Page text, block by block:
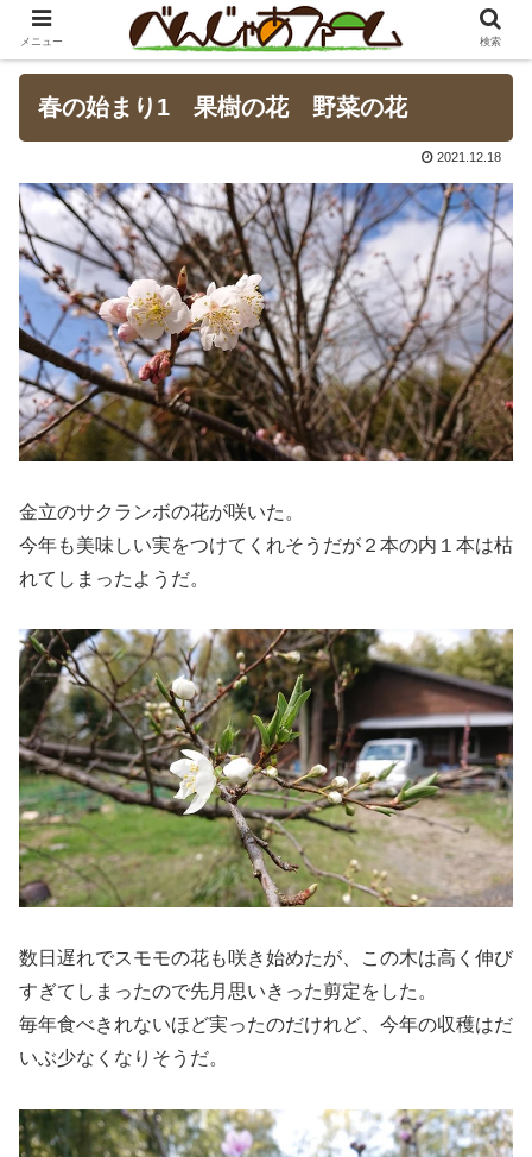
春の始まり1 果樹の花 野菜の花
2021.12.18
金立のサクランボの花が咲いた。
今年も美味しい実をつけてくれそうだが２本の内１本は枯
れてしまったようだ。
数日遅れでスモモの花も咲き始めたが、この木は高く伸び
すぎてしまったので先月思いきった剪定をした。
毎年食べきれないほど実ったのだけれど、今年の収穫はだ
いぶ少なくなりそうだ。
メニュー 検索